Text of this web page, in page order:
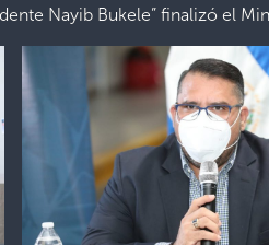
Nayib Bukele” finalizó el